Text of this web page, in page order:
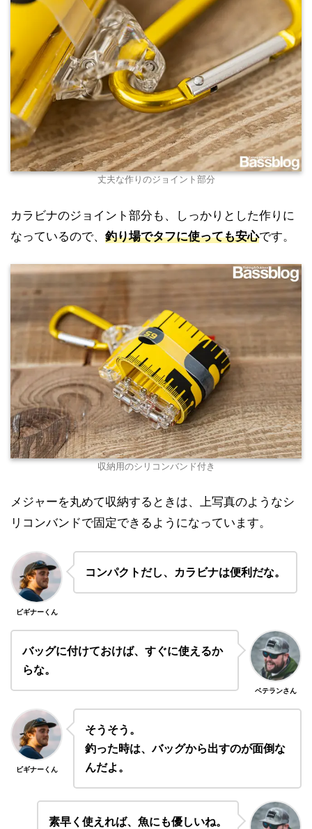
丈夫な作りのジョイント部分
カラビナのジョイント部分も、しっかりとした作りに
なっているので、 釣り場でタフに使っても安心です。
収納用のシリコンバンド付き
メジャーを丸めて収納するときは、上写真のようなシ
リコンバンドで固定できるようになっています。
コンパクトだし、カラビナは便利だな。
ビギナーくん
バッグに付けておけば、すぐに使えるか
らな。
ベテランさん
そうそう。
釣った時は、バッグから出すのが面倒な
んだよ。
ビギナーくん
素早く使えれば、魚にも優しいね。